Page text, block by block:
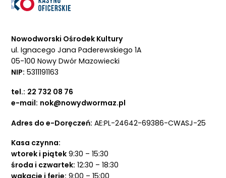
Nowodworski Ośrodek Kultury
ul. Ignacego Jana Paderewskiego 1A
05-100 Nowy Dwór Mazowiecki
NIP: 5311191163
tel.: 22 732 08 76
e-mail: nok@nowydwormaz.pl
Adres do e-Doręczeń: AE:PL-24642-69386-CWASJ-25
Kasa czynna:
wtorek i piątek9:30 – 15:30
środa i czwartek: 12:30 – 18:30